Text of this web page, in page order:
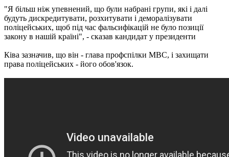
"Я більш ніж упевнений, що були набрані групи, які і далі
будуть дискредитувати, розхитувати і деморалізувати
поліцейських, щоб під час фальсифікацій не було позиції
закону в нашій країні", - сказав кандидат у президенти
Ківа зазначив, що він - глава профспілки МВС, і захищати
права поліцейських - його обов'язок.